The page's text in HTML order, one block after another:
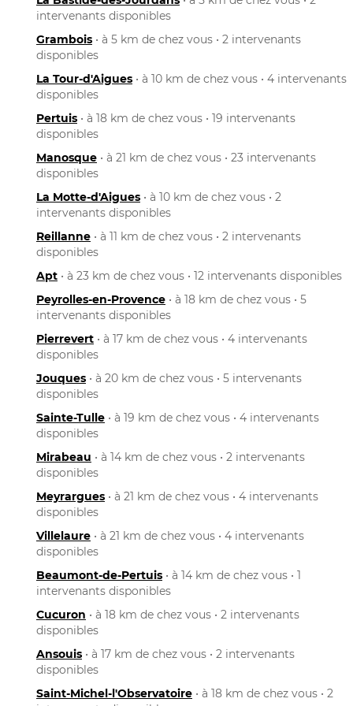
intervenants disponibles
Grambois • à 5 km de chez vous • 2 intervenants
disponibles
La Tour-d'Aigues • à 10 km de chez vous • 4 intervenants
disponibles
Pertuis • à 18 km de chez vous • 19 intervenants
disponibles
Manosque • à 21 km de chez vous • 23 intervenants
disponibles
La Motte-d'Aigues • à 10 km de chez vous • 2
intervenants disponibles
Reillanne • à 11 km de chez vous • 2 intervenants
disponibles
Apt • à 23 km de chez vous • 12 intervenants disponibles
Peyrolles-en-Provence • à 18 km de chez vous • 5
intervenants disponibles
Pierrevert • à 17 km de chez vous • 4 intervenants
disponibles
Jouques • à 20 km de chez vous • 5 intervenants
disponibles
Sainte-Tulle • à 19 km de chez vous • 4 intervenants
disponibles
Mirabeau • à 14 km de chez vous • 2 intervenants
disponibles
Meyrargues • à 21 km de chez vous • 4 intervenants
disponibles
Villelaure • à 21 km de chez vous • 4 intervenants
disponibles
Beaumont-de-Pertuis • à 14 km de chez vous • 1
intervenants disponibles
Cucuron • à 18 km de chez vous • 2 intervenants
disponibles
Ansouis • à 17 km de chez vous • 2 intervenants
disponibles
Saint-Michel-l'Observatoire • à 18 km de chez vous • 2